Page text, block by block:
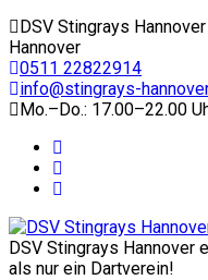
DSV Stingrays Hannover
Hannover
0511 22822914
info@stingrays-
Mo.–Do.: 17.00–22.00
DSV Stingrays Hannover
als nur ein Dartverein!